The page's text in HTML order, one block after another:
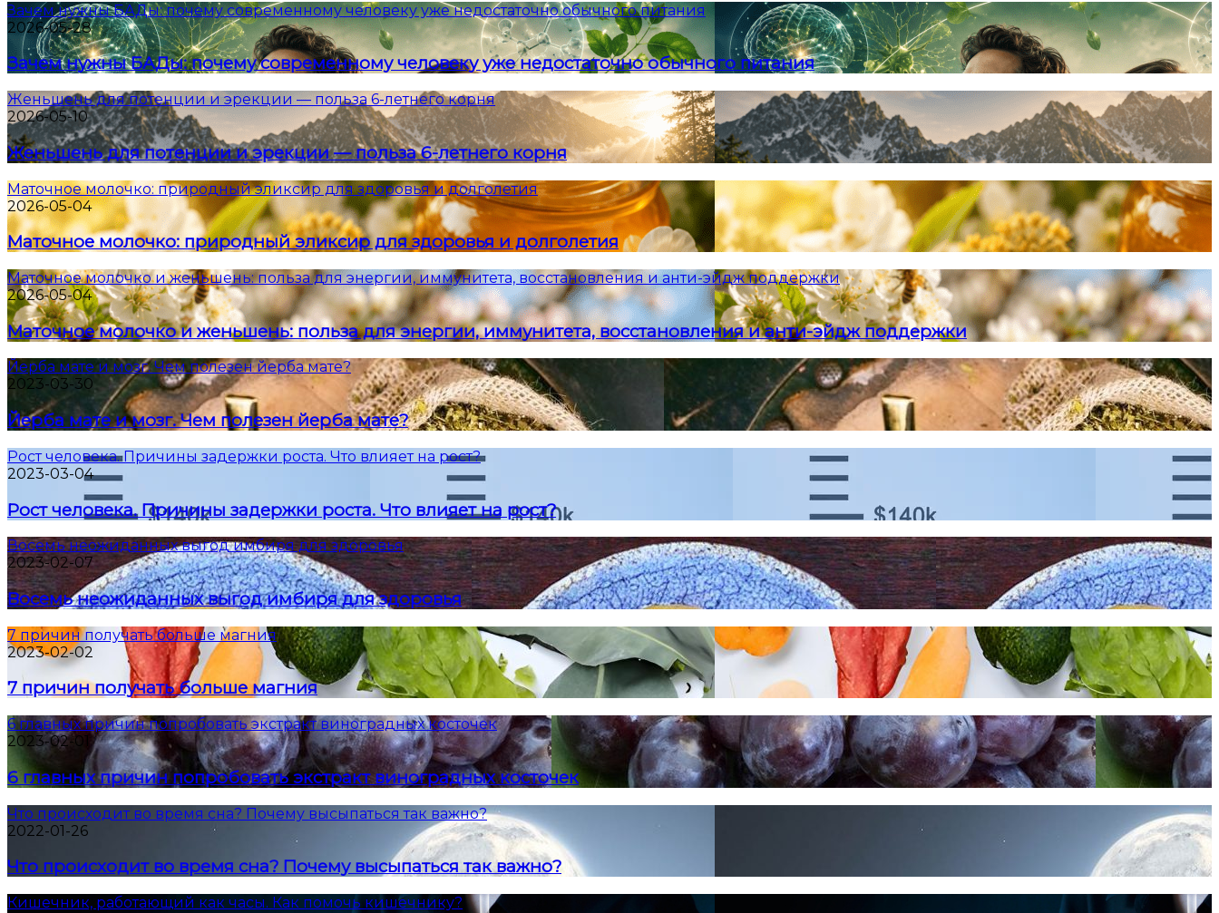
Зачем нужны БАДы: почему современному человеку уже недостаточно обычного питания
2026-05-28
Зачем нужны БАДы: почему современному человеку уже недостаточно обычного питания
Женьшень для потенции и эрекции — польза 6-летнего корня
2026-05-10
Женьшень для потенции и эрекции — польза 6-летнего корня
Маточное молочко: природный эликсир для здоровья и долголетия
2026-05-04
Маточное молочко: природный эликсир для здоровья и долголетия
Маточное молочко и женьшень: польза для энергии, иммунитета, восстановления и анти-эйдж поддержки
2026-05-04
Маточное молочко и женьшень: польза для энергии, иммунитета, восстановления и анти-эйдж поддержки
Йерба мате и мозг. Чем полезен йерба мате?
2023-03-30
Йерба мате и мозг. Чем полезен йерба мате?
Рост человека. Причины задержки роста. Что влияет на рост?
2023-03-04
Рост человека. Причины задержки роста. Что влияет на рост?
Восемь неожиданных выгод имбиря для здоровья
2023-02-07
Восемь неожиданных выгод имбиря для здоровья
7 причин получать больше магния
2023-02-02
7 причин получать больше магния
6 главных причин попробовать экстракт виноградных косточек
2023-02-01
6 главных причин попробовать экстракт виноградных косточек
Что происходит во время сна? Почему высыпаться так важно?
2022-01-26
Что происходит во время сна? Почему высыпаться так важно?
Кишечник, работающий как часы. Как помочь кишечнику?